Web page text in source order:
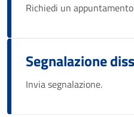
Richiedi un
Segnalazione
Invia segnalazione.